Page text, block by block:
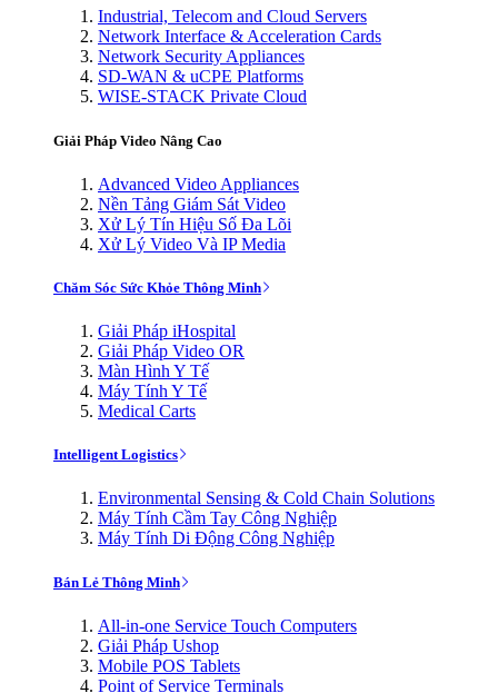
Industrial, Telecom and Cloud Servers
Network Interface & Acceleration Cards
Network Security Appliances
SD-WAN & uCPE Platforms
WISE-STACK Private Cloud
Giải Pháp Video Nâng Cao
Advanced Video Appliances
Nền Tảng Giám Sát Video
Xử Lý Tín Hiệu Số Đa Lõi
Xử Lý Video Và IP Media
Chăm Sóc Sức Khỏe Thông Minh
Giải Pháp iHospital
Giải Pháp Video OR
Màn Hình Y Tế
Máy Tính Y Tế
Medical Carts
Intelligent Logistics
Environmental Sensing & Cold Chain Solutions
Máy Tính Cầm Tay Công Nghiệp
Máy Tính Di Động Công Nghiệp
Bán Lẻ Thông Minh
All-in-one Service Touch Computers
Giải Pháp Ushop
Mobile POS Tablets
Point of Service Terminals